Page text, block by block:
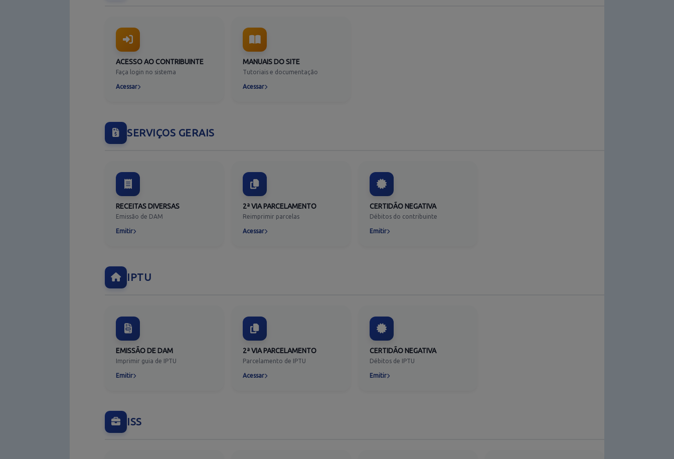
ACESSO AO CONTRIBUINTE
Faça login no sistema
Acessar
MANUAIS DO SITE
Tutoriais e documentação
Acessar
SERVIÇOS GERAIS
RECEITAS DIVERSAS
Emissão de DAM
Emitir
2ª VIA PARCELAMENTO
Reimprimir parcelas
Acessar
CERTIDÃO NEGATIVA
Débitos do contribuinte
Emitir
IPTU
EMISSÃO DE DAM
Imprimir guia de IPTU
Emitir
2ª VIA PARCELAMENTO
Parcelamento de IPTU
Acessar
CERTIDÃO NEGATIVA
Débitos de IPTU
Emitir
ISS